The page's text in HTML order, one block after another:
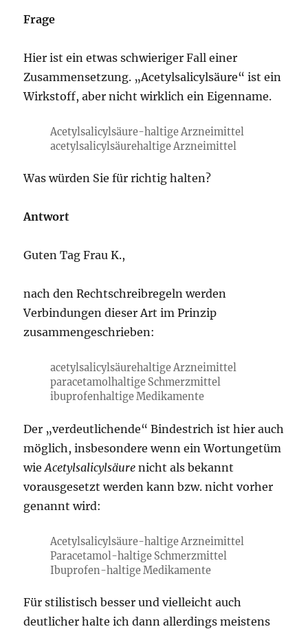
Frage
Hier ist ein etwas schwieriger Fall einer
Zusammensetzung. „Acetylsalicylsäure“ ist ein
Wirkstoff, aber nicht wirklich ein Eigenname.
Acetylsalicylsäure-haltige Arzneimittel
acetylsalicylsäurehaltige Arzneimittel
Was würden Sie für richtig halten?
Antwort
Guten Tag Frau K.,
nach den Rechtschreibregeln werden
Verbindungen dieser Art im Prinzip
zusammengeschrieben:
acetylsalicylsäurehaltige Arzneimittel
paracetamolhaltige Schmerzmittel
ibuprofenhaltige Medikamente
Der „verdeutlichende“ Bindestrich ist hier auch
möglich, insbesondere wenn ein Wortungetüm
wieAcetylsalicylsäure nicht als bekannt
vorausgesetzt werden kann bzw. nicht vorher
genannt wird:
Acetylsalicylsäure-haltige Arzneimittel
Paracetamol-haltige Schmerzmittel
Ibuprofen-haltige Medikamente
Für stilistisch besser und vielleicht auch
deutlicher halte ich dann allerdings meistens